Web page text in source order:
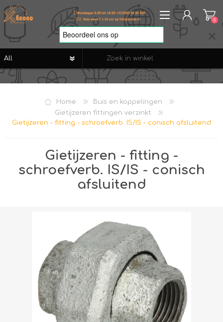
REGISTREREN
VERLANGLIJST
0
Home
Buis en koppelingen
Gietijzeren fittingen verzinkt
Gietijzeren - fitting - schroefverb. IS/IS - conisch afsluitend
Gietijzeren - fitting -
schroefverb. IS/IS - conisch
afsluitend